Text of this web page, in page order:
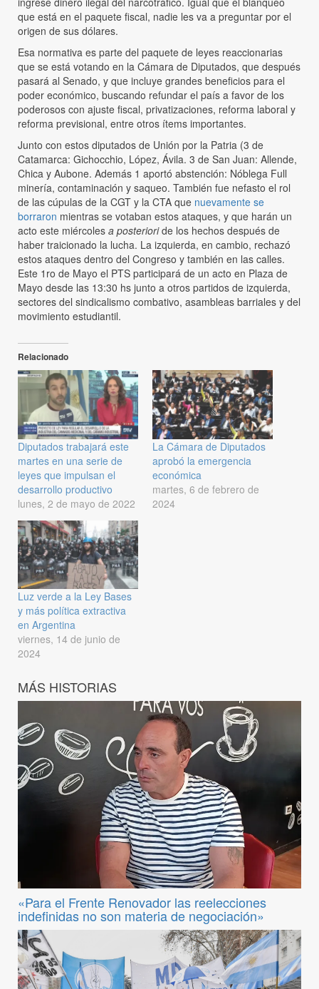
que está en el paquete fiscal, nadie les va a preguntar por el
origen de sus dólares.
Esa normativa es parte del paquete de leyes reaccionarias
que se está votando en la Cámara de Diputados, que después
pasará al Senado, y que incluye grandes beneficios para el
poder económico, buscando refundar el país a favor de los
poderosos con ajuste fiscal, privatizaciones, reforma laboral y
reforma previsional, entre otros ítems importantes.
Junto con estos diputados de Unión por la Patria (3 de
Catamarca: Gichocchio, López, Ávila. 3 de San Juan: Allende,
Chica y Aubone. Además 1 aportó abstención: Nóblega Full
minería, contaminación y saqueo. También fue nefasto el rol
de las cúpulas de la CGT y la CTA que nuevamente se
borraron mientras se votaban estos ataques, y que harán un
acto este miércoles a posterioride los hechos después de
haber traicionado la lucha. La izquierda, en cambio, rechazó
estos ataques dentro del Congreso y también en las calles.
Este 1ro de Mayo el PTS participará de un acto en Plaza de
Mayo desde las 13:30 hs junto a otros partidos de izquierda,
sectores del sindicalismo combativo, asambleas barriales y del
movimiento estudiantil.
Relacionado
Diputados trabajará este
martes en una serie de
leyes que impulsan el
desarrollo productivo
lunes, 2 de mayo de 2022
La Cámara de Diputados
aprobó la emergencia
económica
martes, 6 de febrero de
2024
Luz verde a la Ley Bases
y más política extractiva
en Argentina
viernes, 14 de junio de
2024
MÁS HISTORIAS
«Para el Frente Renovador las reelecciones
indefinidas no son materia de negociación»